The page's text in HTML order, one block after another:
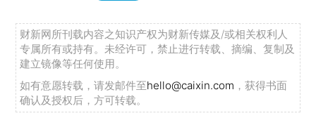
财新网所刊载内容之知识产权为财新传媒及/或相关权利人
专属所有或持有。未经许可，禁止进行转载、摘编、复制及
建立镜像等任何使用。
如有意愿转载，请发邮件至hello@caixin.com ，获得书面
确认及授权后，方可转载。